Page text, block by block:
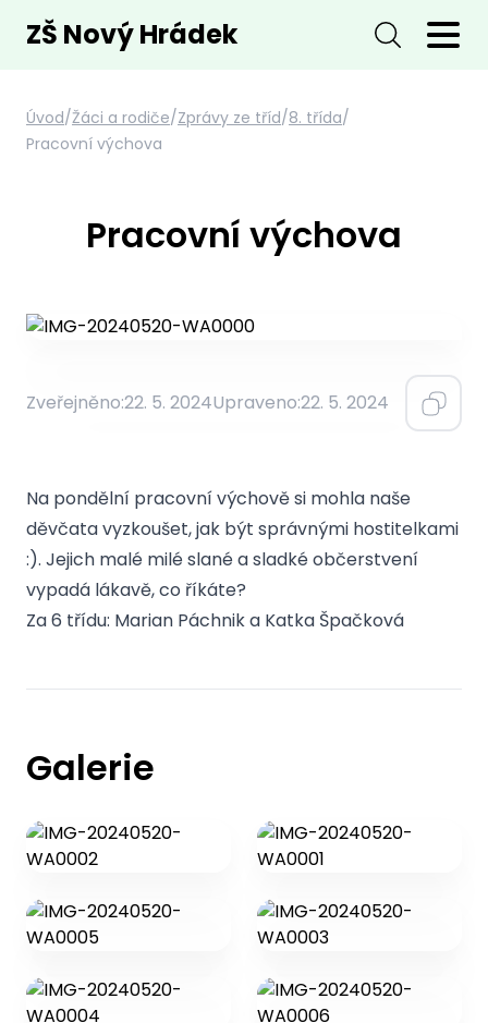
ZŠ Nový Hrádek
Úvod/Žáci a rodiče/Zprávy ze tříd/8. třída/
Pracovní výchova
Pracovní výchova
Zveřejněno:22. 5. 2024Upraveno:22. 5. 2024
Na pondělní pracovní výchově si mohla naše
děvčata vyzkoušet, jak být správnými hostitelkami
:). Jejich malé milé slané a sladké občerstvení
vypadá lákavě, co říkáte?
Za 6 třídu: Marian Páchnik a Katka Špačková
Galerie